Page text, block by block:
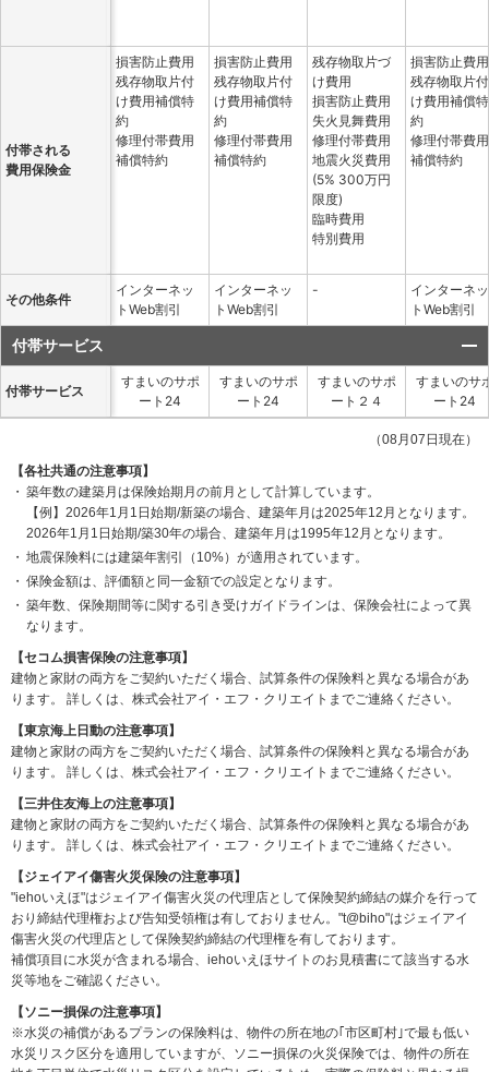
付帯される
費用保険金
損害防止費用
残存物取片付
け費用補償特
約
修理付帯費用
補償特約
損害防止費用
残存物取片付
け費用補償特
約
修理付帯費用
補償特約
残存物取片づ
け費用
損害防止費用
失火見舞費用
修理付帯費用
地震火災費用
(5% 300万円
限度)
臨時費用
特別費用
損害防止費用
残存物取片付
け費用補償特
約
修理付帯費用
補償特約
その他条件
インターネッ
トWeb割引
インターネッ
トWeb割引
-
インターネッ
トWeb割引
付帯サービス
付帯サービス
すまいのサポ
ート24
すまいのサポ
ート24
すまいのサポ
ート２４
すまいのサ
ート24
（08月07日現在）
【各社共通の注意事項】
築年数の建築月は保険始期月の前月として計算しています。
【例】2026年1月1日始期/新築の場合、建築年月は2025年12月となります。
2026年1月1日始期/築30年の場合、建築年月は1995年12月となります。
地震保険料には建築年割引（10%）が適用されています。
保険金額は、評価額と同一金額での設定となります。
築年数、保険期間等に関する引き受けガイドラインは、保険会社によって異
なります。
【セコム損害保険の注意事項】
建物と家財の両方をご契約いただく場合、試算条件の保険料と異なる場合があ
ります。 詳しくは、株式会社アイ・エフ・クリエイトまでご連絡ください。
【東京海上日動の注意事項】
建物と家財の両方をご契約いただく場合、試算条件の保険料と異なる場合があ
ります。 詳しくは、株式会社アイ・エフ・クリエイトまでご連絡ください。
【三井住友海上の注意事項】
建物と家財の両方をご契約いただく場合、試算条件の保険料と異なる場合があ
ります。 詳しくは、株式会社アイ・エフ・クリエイトまでご連絡ください。
【ジェイアイ傷害火災保険の注意事項】
"iehoいえほ"はジェイアイ傷害火災の代理店として保険契約締結の媒介を行って
おり締結代理権および告知受領権は有しておりません。"t@biho"はジェイアイ
傷害火災の代理店として保険契約締結の代理権を有しております。
補償項目に水災が含まれる場合、iehoいえほサイトのお見積書にて該当する水
災等地をご確認ください。
【ソニー損保の注意事項】
※水災の補償があるプランの保険料は、物件の所在地の｢市区町村｣で最も低い
水災リスク区分を適用していますが、ソニー損保の火災保険では、物件の所在